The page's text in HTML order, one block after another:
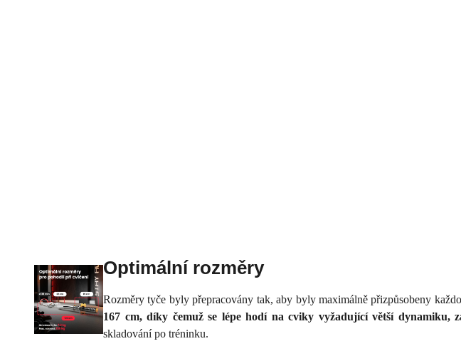
Optimální rozměry
Rozměry tyče byly přepracovány tak, aby byly maximálně přizpůsobeny
167 cm, díky čemuž se lépe hodí na cviky vyžadující větší dynamiku,
skladování po tréninku.